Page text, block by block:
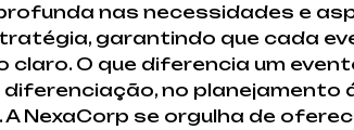
nas necessidades e
garantindo que cada
claro. O que diferencia um
diferenciação, no planejamento
A NexaCorp se orgulha de